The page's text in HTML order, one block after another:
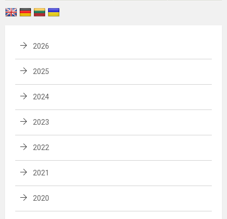
2026
2025
2024
2023
2022
2021
2020